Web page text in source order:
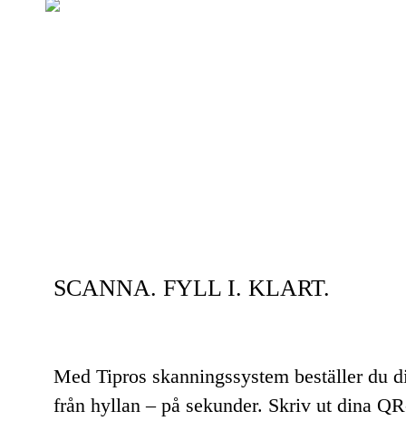
SCANNA. FYLL I. KLART.
Med Tipros skanningssystem beställer du
från hyllan – på sekunder. Skriv ut dina